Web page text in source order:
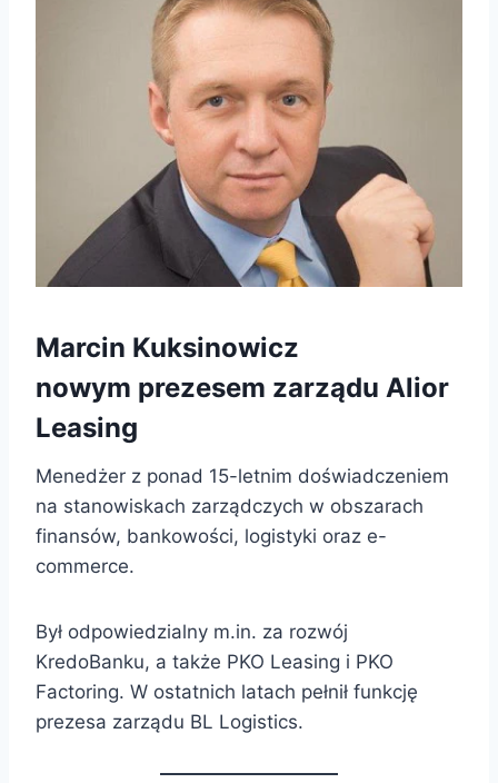
Marcin Kuksinowicz
nowym prezesem zarządu Alior
Leasing
Menedżer z ponad 15-letnim doświadczeniem
na stanowiskach zarządczych w obszarach
finansów, bankowości, logistyki oraz e-
commerce.
Był odpowiedzialny m.in. za rozwój
KredoBanku, a także PKO Leasing i PKO
Factoring. W ostatnich latach pełnił funkcję
prezesa zarządu BL Logistics.